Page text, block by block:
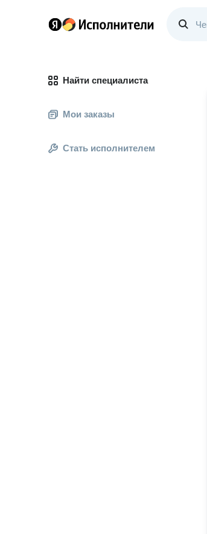
Найти специалиста
Мои заказы
Стать исполнителем